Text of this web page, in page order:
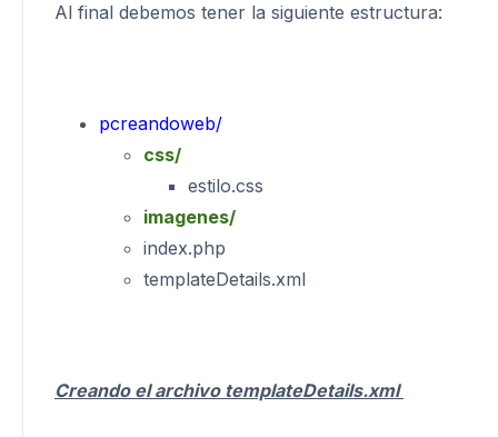
Al final debemos tener la siguiente estructura:
pcreandoweb/
css/
estilo.css
imagenes/
index.php
templateDetails.xml
Creando el archivo templateDetails.xml